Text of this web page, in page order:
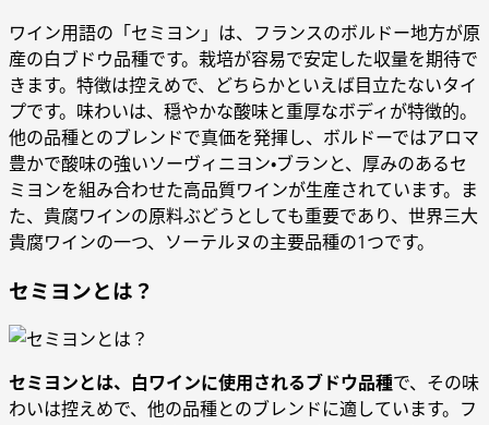
ワイン用語の「セミヨン」は、フランスのボルドー地方が原
産の白ブドウ品種です。栽培が容易で安定した収量を期待で
きます。特徴は控えめで、どちらかといえば目立たないタイ
プです。味わいは、穏やかな酸味と重厚なボディが特徴的。
他の品種とのブレンドで真価を発揮し、ボルドーではアロマ
豊かで酸味の強いソーヴィニヨン・ブランと、厚みのあるセ
ミヨンを組み合わせた高品質ワインが生産されています。ま
た、貴腐ワインの原料ぶどうとしても重要であり、世界三大
貴腐ワインの一つ、ソーテルヌの主要品種の1つです。
セミヨンとは？
セミヨンとは、白ワインに使用されるブドウ品種で、その味
わいは控えめで、他の品種とのブレンドに適しています。フ